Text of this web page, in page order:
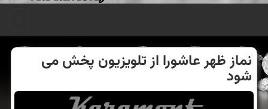
نماز ظهر عاشورا از تلویزیون پخش می
شود